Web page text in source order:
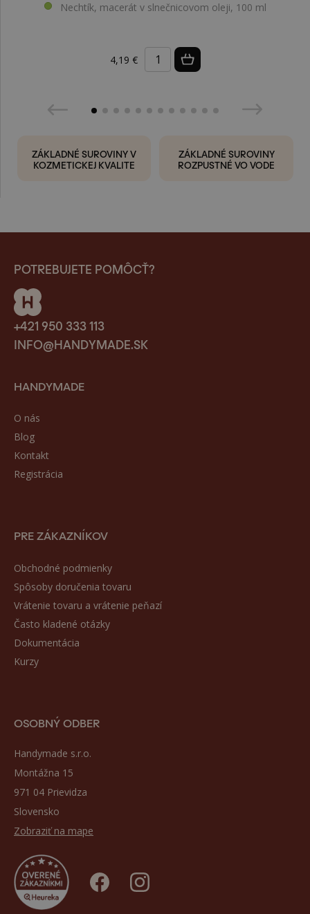
Nechtík, macerát v slnečnicovom oleji, 100 ml
4,19 €
ZÁKLADNÉ SUROVINY V
KOZMETICKEJ KVALITE
ZÁKLADNÉ SUROVINY
ROZPUSTNÉ VO VODE
POTREBUJETE POMÔCŤ?
+421 950 333 113
INFO@HANDYMADE.SK
HANDYMADE
O nás
Blog
Kontakt
Registrácia
PRE ZÁKAZNÍKOV
Obchodné podmienky
Spôsoby doručenia tovaru
Vrátenie tovaru a vrátenie peňazí
Často kladené otázky
Dokumentácia
Kurzy
OSOBNÝ ODBER
Handymade s.r.o.
Montážna 15
971 04 Prievidza
Slovensko
Zobraziť na mape